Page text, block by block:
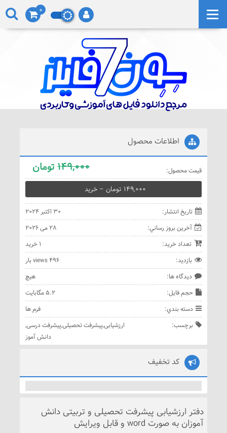
اطلاعات محصول
قيمت محصول: 149,000تومان
149,000 تومان – خريد
تاريخ انتشار:
30 اکتبر 2024
آخرين بروز رساني:
28 می 2026
تعداد خريد:
1 خريد
بازديد:
496 views بار
ديدگاه ها:
هيچ
حجم فايل:
5.2 مگابایت
دسته بندي:
فرم ها
برچسب:
ارزشیابی,پیشرفت تحصیلی,پیشرفت درسی,
دانش آموز
کد تخفیف
دفتر ارزشیابی پیشرفت تحصیلی و تربیتی دانش
آموزان به صورت word و قابل ویرایش
0